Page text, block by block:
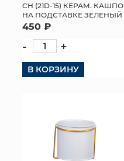
СН (21D-15) КЕРАМ. КАШПО
НА ПОДСТАВКЕ ЗЕЛЕНЫЙ
450 ₽
- +
В КОРЗИНУ